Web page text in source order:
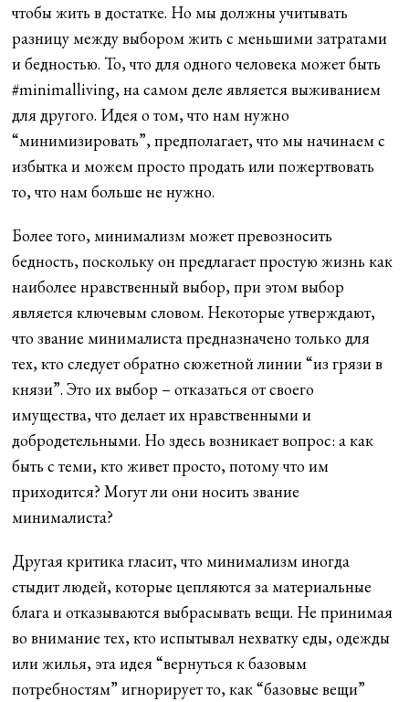
чтобы жить в достатке. Но мы должны учитывать
разницу между выбором жить с меньшими затратами
и бедностью. То, что для одного человека может быть
#minimalliving, на самом деле является выживанием
для другого. Идея о том, что нам нужно
“минимизировать”, предполагает, что мы начинаем с
избытка и можем просто продать или пожертвовать
то, что нам больше не нужно.
Более того, минимализм может превозносить
бедность, поскольку он предлагает простую жизнь как
наиболее нравственный выбор, при этом выбор
является ключевым словом. Некоторые утверждают,
что звание минималиста предназначено только для
тех, кто следует обратно сюжетной линии “из грязи в
князи”. Это их выбор – отказаться от своего
имущества, что делает их нравственными и
добродетельными. Но здесь возникает вопрос: а как
быть с теми, кто живет просто, потому что им
приходится? Могут ли они носить звание
минималиста?
Другая критика гласит, что минимализм иногда
стыдит людей, которые цепляются за материальные
блага и отказываются выбрасывать вещи. Не принимая
во внимание тех, кто испытывал нехватку еды, одежды
или жилья, эта идея “вернуться к базовым
потребностям” игнорирует то, как “базовые вещи”